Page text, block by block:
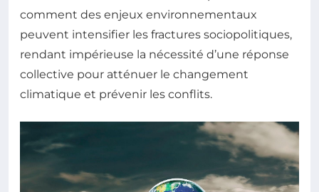
comment des enjeux environnementaux
peuvent intensifier les fractures sociopolitiques,
rendant impérieuse la nécessité d’une réponse
collective pour atténuer le changement
climatique et prévenir les conflits.